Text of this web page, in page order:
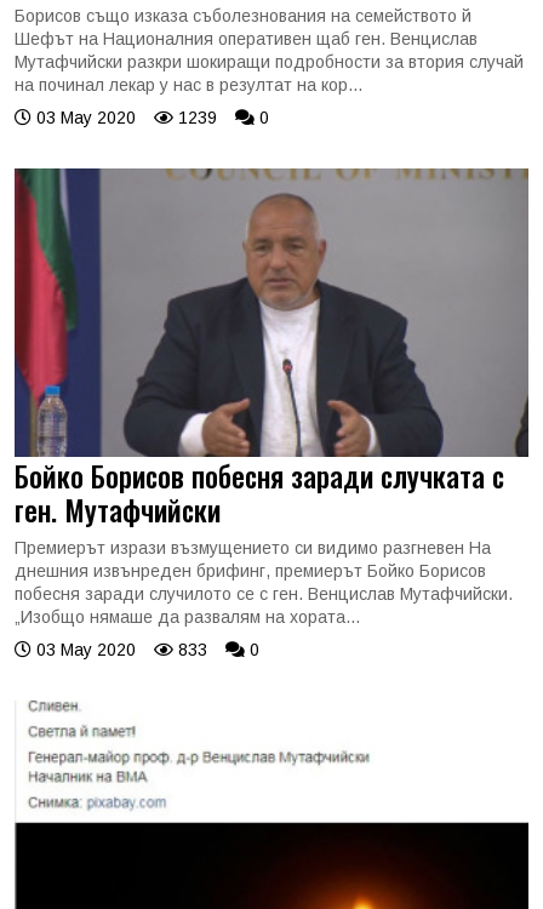
Борисов също изказа съболезнования на семейството й
Шефът на Националния оперативен щаб ген. Венцислав
Мутафчийски разкри шокиращи подробности за втория случай
на починал лекар у нас в резултат на кор...
03 May 2020
1239 0
Бойко Борисов побесня заради случката с
ген. Мутафчийски
Премиерът изрази възмущението си видимо разгневен На
днешния извънреден брифинг, премиерът Бойко Борисов
побесня заради случилото се с ген. Венцислав Мутафчийски.
„Изобщо нямаше да развалям на хората...
03 May 2020
833 0